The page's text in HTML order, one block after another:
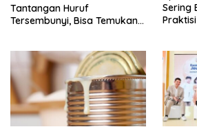
Tantangan Huruf
Tersembunyi, Bisa Temukan
Sering